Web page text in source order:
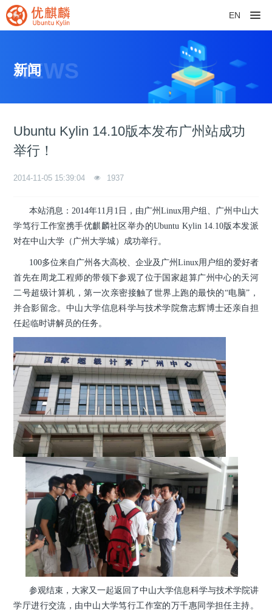
EN
NEWS
新闻
Ubuntu Kylin 14.10版本发布广州站成功
举行！
2014-11-05 15:39:04 1937
本站消息：2014年11月1日，由广州Linux用户组、广州中山大
学笃行工作室携手优麒麟社区举办的Ubuntu Kylin 14.10版本发派
对在中山大学（广州大学城）成功举行。
100多位来自广州各大高校、企业及广州Linux用户组的爱好者
首先在周龙工程师的带领下参观了位于国家超算广州中心的天河
二号超级计算机，第一次亲密接触了世界上跑的最快的“电脑”，
并合影留念。中山大学信息科学与技术学院詹志辉博士还亲自担
任起临时讲解员的任务。
参观结束，大家又一起返回了中山大学信息科学与技术学院讲
学厅进行交流，由中山大学笃行工作室的万千惠同学担任主持。